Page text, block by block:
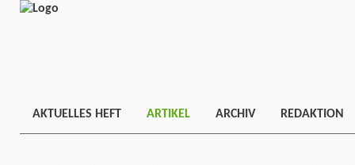
AKTUELLES HEFT ARTIKEL ARCHIV REDAKTION